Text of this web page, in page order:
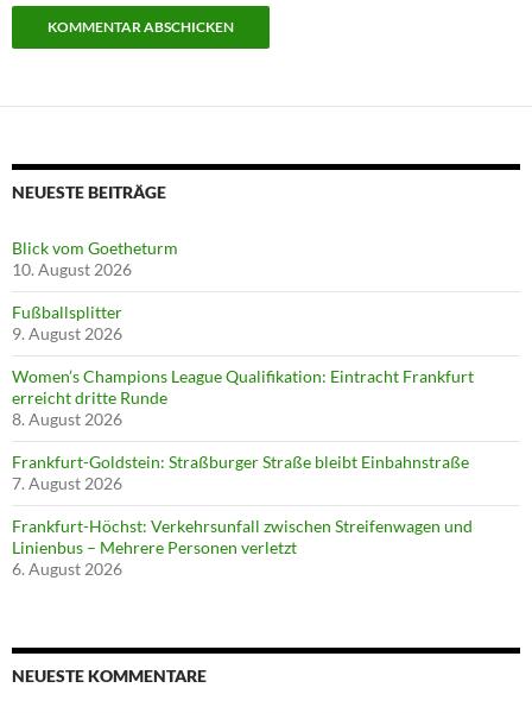
NEUESTE BEITRÄGE
Blick vom Goetheturm
10. August 2026
Fußballsplitter
9. August 2026
Women’s Champions League Qualifikation: Eintracht Frankfurt
erreicht dritte Runde
8. August 2026
Frankfurt-Goldstein: Straßburger Straße bleibt Einbahnstraße
7. August 2026
Frankfurt-Höchst: Verkehrsunfall zwischen Streifenwagen und
Linienbus – Mehrere Personen verletzt
6. August 2026
NEUESTE KOMMENTARE